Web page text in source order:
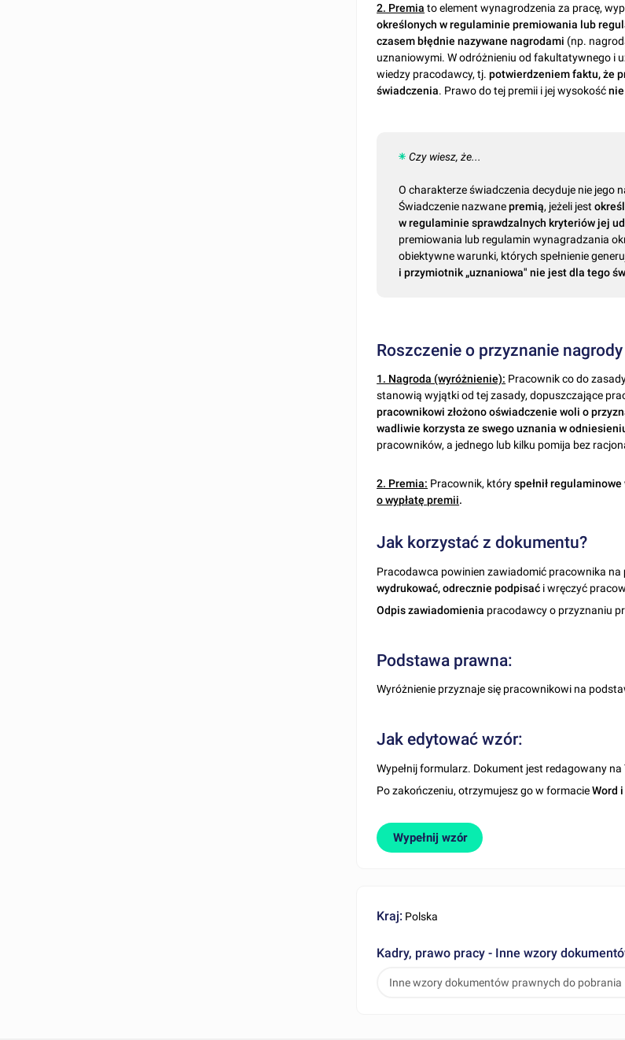
2. Premia to element wynagrodzenia za pracę,
określonych w regulaminie premiowania lub
czasem błędnie nazywane nagrodami (np.
uznaniowymi. W odróżnieniu od fakultatywnego i
wiedzy pracodawcy, tj.potwierdzeniem faktu, że
świadczenia. Prawo do tej premii i jej wysokość
Czy wiesz, że...
O charakterze świadczenia decyduje nie jego
Świadczenie nazwanepremią, jeżeli jest
w regulaminie sprawdzalnych kryteriów jej
premiowania lub regulamin wynagradzania
obiektywne warunki, których spełnienie
i przymiotnik „uznaniowa" nie jest dla tego
Roszczenie o przyznanie
1. Nagroda (wyróżnienie): Pracownik co do
stanowią wyjątki od tej zasady, dopuszczające
pracownikowi złożono oświadczenie woli o
wadliwie korzysta ze swego uznania w
pracowników, a jednego lub kilku pomija bez
2. Premia: Pracownik, któryspełnił
o wypłatę premii.
Jak korzystać z dokumentu?
Pracodawca powinien zawiadomić pracownika na
wydrukować, odrecznie podpisać i wręczyć
Odpiszawiadomienia pracodawcy o przyznaniu
Podstawa prawna:
Wyróżnienie przyznaje się pracownikowi na
Jak edytować wzór:
Wypełnij formularz. Dokument jest redagowany
Po zakończeniu, otrzymujesz go w formacieWord i
Wypełnij wzór
Kraj: Polska
Kadry, prawo pracy - Inne wzory
Inne wzory dokumentów prawnych do pobrania